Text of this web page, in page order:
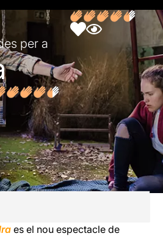
per a
es el nou espectacle de